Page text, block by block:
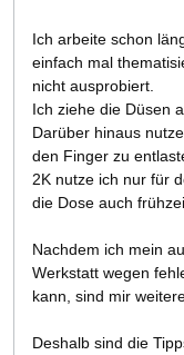
Ich arbeite schon
einfach mal
nicht ausprobiert.
Ich ziehe die Düsen
Darüber hinaus
den Finger zu
2K nutze ich nur für
die Dose auch
Nachdem ich mein
Werkstatt wegen
kann, sind mir
Deshalb sind die